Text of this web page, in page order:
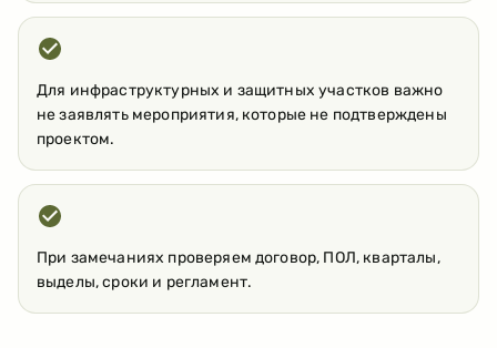
Для инфраструктурных и защитных участков важно
не заявлять мероприятия, которые не подтверждены
проектом.
При замечаниях проверяем договор, ПОЛ, кварталы,
выделы, сроки и регламент.